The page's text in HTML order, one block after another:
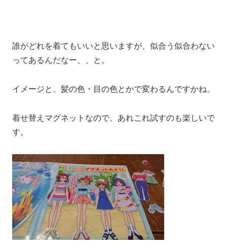
誰がどれを着てもいいと思いますが、似合う似合わない
ってあるんだなー、、と。
イメージと、髪の色・目の色とかで変わるんですかね。
着せ替えマグネットなので、あれこれ試すのも楽しいで
す。